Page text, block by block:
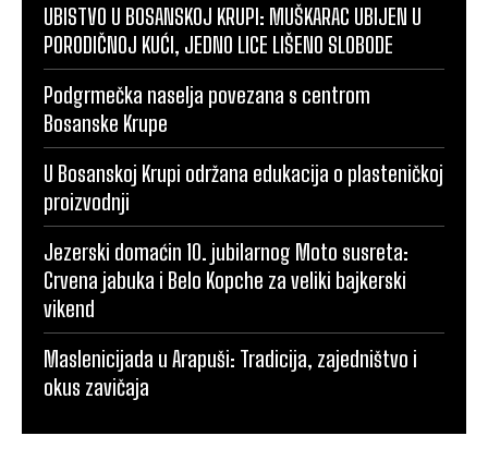
UBISTVO U BOSANSKOJ KRUPI: MUŠKARAC UBIJEN U
PORODIČNOJ KUĆI, JEDNO LICE LIŠENO SLOBODE
Podgrmečka naselja povezana s centrom
Bosanske Krupe
U Bosanskoj Krupi održana edukacija o plasteničkoj
proizvodnji
Jezerski domaćin 10. jubilarnog Moto susreta:
Crvena jabuka i Belo Kopche za veliki bajkerski
vikend
Maslenicijada u Arapuši: Tradicija, zajedništvo i
okus zavičaja